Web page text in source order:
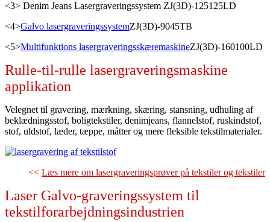
<3> Denim Jeans Lasergraveringssystem ZJ(3D)-125125LD
<4>Galvo lasergraveringssystemZJ(3D)-9045TB
<5>Multifunktions lasergraveringsskæremaskineZJ(3D)-160100LD
Rulle-til-rulle lasergraveringsmaskine
applikation
Velegnet til gravering, mærkning, skæring, stansning, udhuling af
beklædningsstof, boligtekstiler, denimjeans, flannelstof, ruskindstof,
stof, uldstof, læder, tæppe, måtter og mere fleksible tekstilmaterialer.
<< Læs mere om lasergraveringsprøver på tekstiler og tekstiler
Laser Galvo-graveringssystem til
tekstilforarbejdningsindustrien